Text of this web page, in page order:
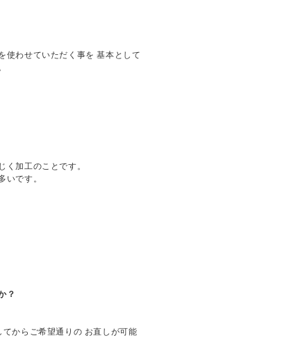
使わせていただく事を 基本として
加工のことです。
です。
？
からご希望通りの お直しが可能